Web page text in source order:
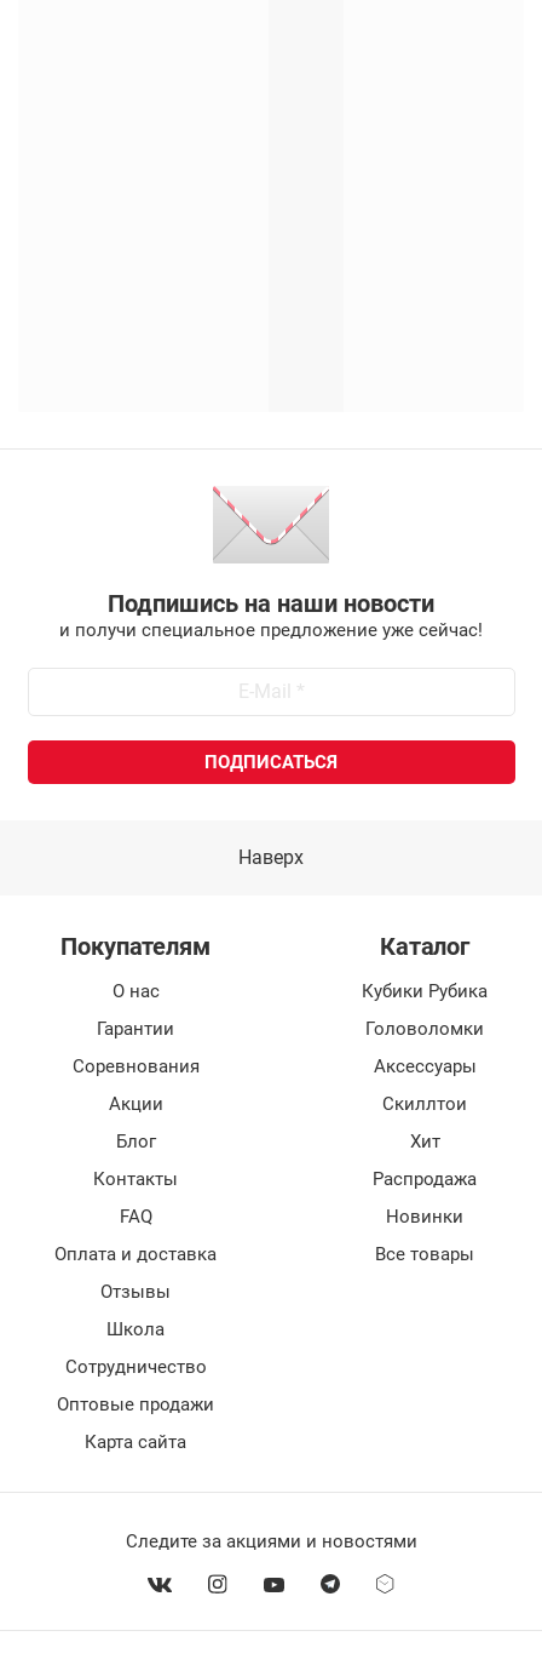
Подпишись на наши новости
и получи специальное предложение уже сейчас!
Наверх
Покупателям
О нас
Гарантии
Соревнования
Акции
Блог
Контакты
FAQ
Оплата и доставка
Отзывы
Школа
Сотрудничество
Оптовые продажи
Карта сайта
Каталог
Кубики Рубика
Головоломки
Аксессуары
Скиллтои
Хит
Распродажа
Новинки
Все товары
Следите за акциями и новостями